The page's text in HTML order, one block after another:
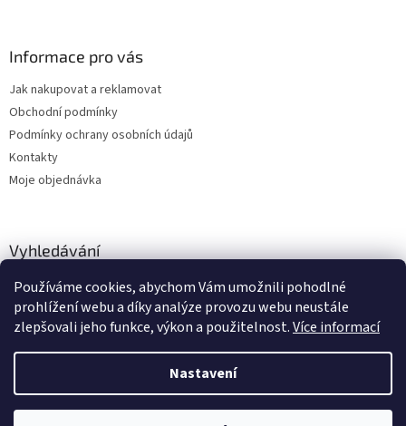
Používáme cookies, abychom Vám umožnili pohodlné
prohlížení webu a díky analýze provozu webu neustále
zlepšovali jeho funkce, výkon a použitelnost.Více informací
Nastavení
Informace pro vás
Jak nakupovat a reklamovat
Obchodní podmínky
Podmínky ochrany osobních údajů
Kontakty
Moje objednávka
Vyhledávání
HLEDAT
Vytvořil Shoptet